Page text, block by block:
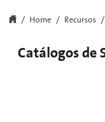
Home Recursos
Catálogos de